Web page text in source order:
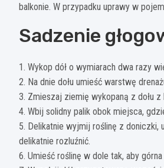
balkonie. W przypadku uprawy w
Sadzenie
1. Wykop dół o wymiarach dwa razy
2. Na dnie dołu umieść warstwę
3. Zmieszaj ziemię wykopaną z dołu
4. Wbij solidny palik obok miejsca,
5. Delikatnie wyjmij roślinę z
delikatnie rozluźnić.
6. Umieść roślinę w dole tak, aby